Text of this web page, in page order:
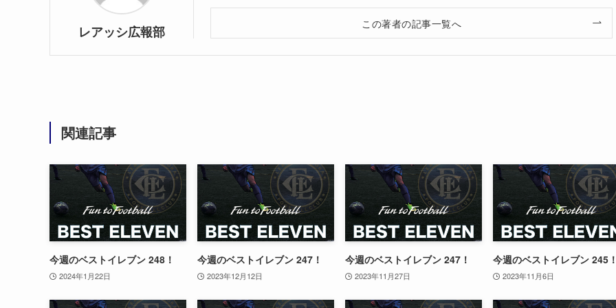
レアッシ広報部 この著者の記事一覧へ
関連記事
今週のベストイレブン 248！
2024年1月22日
今週のベストイレブン 247！
2023年12月12日
今週のベストイレブン 247！
2023年11月27日
今週のベストイレブン 245
2023年11月6日